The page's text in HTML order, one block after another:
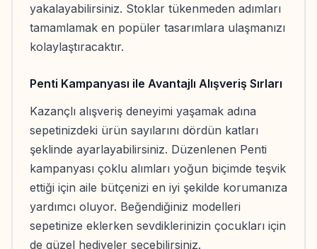
yakalayabilirsiniz. Stoklar tükenmeden adımları
tamamlamak en popüler tasarımlara ulaşmanızı
kolaylaştıracaktır.
Penti Kampanyası ile Avantajlı Alışveriş Sırları
Kazançlı alışveriş deneyimi yaşamak adına
sepetinizdeki ürün sayılarını dördün katları
şeklinde ayarlayabilirsiniz. Düzenlenen Penti
kampanyası çoklu alımları yoğun biçimde teşvik
ettiği için aile bütçenizi en iyi şekilde korumanıza
yardımcı oluyor. Beğendiğiniz modelleri
sepetinize eklerken sevdiklerinizin çocukları için
de güzel hediyeler seçebilirsiniz.